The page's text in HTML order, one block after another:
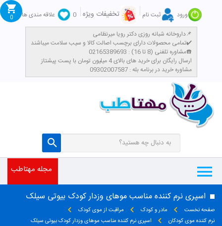
ورود ثبت نام تخفیفات ویژه 0
علاقه مندی ها
داروخانه شبانه روزی دکتر رویا میرنظامی📌
تمامی محصولات دارای برچسب اصالت کالا و سیب سلامت میباشند✔️
مشاوره تلفنی (8 تا 16) : 02165389693☎️
​ارسال رایگان برای خرید های بالای 4 میلیون تومان با پست پیشتاز
مشاوره خرید در برنامه بله : 09302007587
0
مجله مهتاطب
اسپری نرم کننده مناسب موهای وزدار کودک بیوتی سیلک
صفحه نخست مادر و کودک
مراقبت از موی کودک
نرم کننده موی کودکان
اسپری نرم کننده مناسب موهای وزدار کودک بیوتی سیلک